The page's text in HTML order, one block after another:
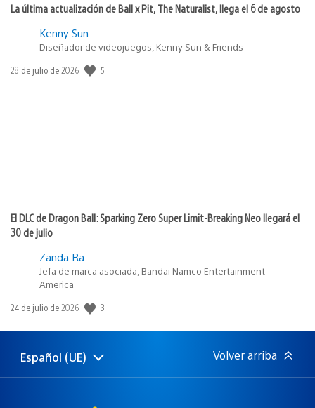
La última actualización de Ball x Pit, The Naturalist, llega el 6 de agosto
Kenny Sun
Diseñador de videojuegos, Kenny Sun & Friends
Fecha
28 de julio de 2026 5
El DLC de Dragon Ball: Sparking Zero Super Limit-Breaking Neo llegará el
30 de julio
Zanda Ra
Jefa de marca asociada, Bandai Namco Entertainment
America
Fecha
publicación:
24 de julio de 2026 3
Selecciona
Región
Español (UE) Volver arriba